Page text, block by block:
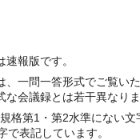
速報版です。
、一問一答形式でご覧い
な会議録とは若干異なりま
格第1・第2水準にない
で表記しています。